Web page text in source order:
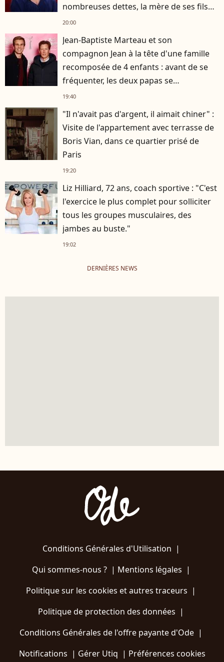
nombreuses dettes, la mère de ses fils
s'est occupée de tout
20:00
Jean-Baptiste Marteau et son
compagnon Jean à la tête d'une famille
recomposée de 4 enfants : avant de se
fréquenter, les deux papas se
connaissaient depuis des années
19:40
"Il n'avait pas d'argent, il aimait chiner" :
Visite de l'appartement avec terrasse de
Boris Vian, dans ce quartier prisé de
Paris
19:20
Liz Hilliard, 72 ans, coach sportive : "C'est
l'exercice le plus complet pour solliciter
tous les groupes musculaires, des
jambes au buste."
19:02
DERNIÈRES NEWS
Conditions Générales d'Utilisation |
Qui sommes-nous ?| Mentions légales |
Politique sur les cookies et autres traceurs |
Politique de protection des données |
Conditions Générales de l'offre payante d'Ode |
Notifications | Gérer Utiq | Préférences cookies